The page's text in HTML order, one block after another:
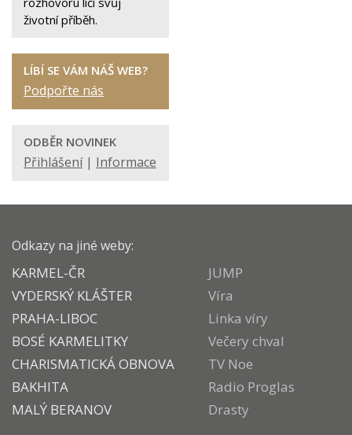
životní příběh.
LÍBÍ SE VÁM NÁŠ WEB?
Podpořte nás
ODBĚR NOVINEK
Přihlášení| Informace
Odkazy na jiné weby:
KARMEL-ČR
VYDERSKÝ KLÁŠTER
PRAHA-LIBOC
BOSÉ KARMELITKY
CHARISMATICKÁ OBNOVA
BAKHITA
MALÝ BERANOV
JUMP
Víra
Linka víry
Večery chval
TV Noe
Radio Proglas
Drasty